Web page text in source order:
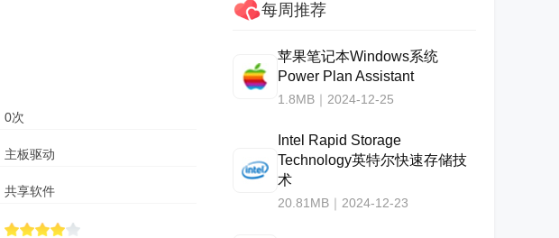
0次
主板驱动
共享软件
每周推荐
苹果笔记本Windows系统
Power Plan Assistant
1.8MB｜2024-12-25
Intel Rapid Storage
Technology英特尔快速存储技
术
20.81MB｜2024-12-23